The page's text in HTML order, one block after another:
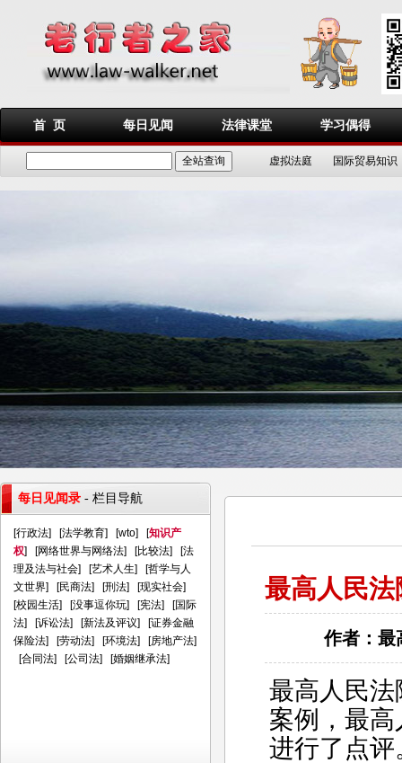
首 页 每日见闻 法律课堂 学习偶得
虚拟法庭 国际贸易知识
最高人民法
作者：最
最高人民
案例，最
进行了点评
每日见闻录 - 栏目导航
[行政法] [法学教育] [wto] [知识产
权] [网络世界与网络法] [比较法] [法
理及法与社会] [艺术人生] [哲学与人
文世界] [民商法] [刑法] [现实社会]
[校园生活] [没事逗你玩] [宪法] [国际
法] [诉讼法] [新法及评议] [证券金融
保险法] [劳动法] [环境法] [房地产法]
[合同法] [公司法] [婚姻继承法]